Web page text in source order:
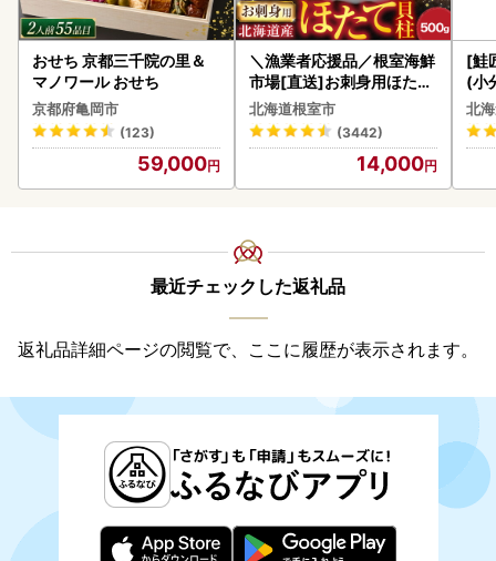
おせち 京都三千院の里＆
マノワール おせち
京都府亀岡市
(123)
59,000
＼漁業者応援品／根室海鮮
市場[直送]お刺身用ほたて
貝柱500g A-28002
北海道根室市
(3442)
14,000
[鮭
(小
5
北
最近チェックした返礼品
返礼品詳細ページの閲覧で、ここに履歴が表示されます。